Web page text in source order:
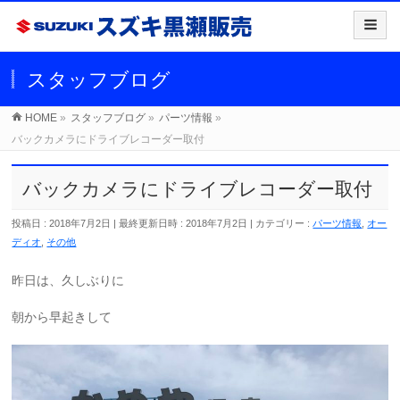
スタッフブログ
HOME » スタッフブログ » パーツ情報 »
バックカメラにドライブレコーダー取付
バックカメラにドライブレコーダー取付
投稿日 : 2018年7月2日 最終更新日時 : 2018年7月2日 カテゴリー : パーツ情報
オー
ディオ
その他
昨日は、久しぶりに
朝から早起きして